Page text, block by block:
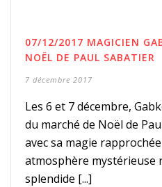
07/12/2017 MAGICIEN
NOËL DE PAUL SABATIER
7 décembre 2017
Les 6 et 7 décembre,
du marché de Noël de
avec sa magie
atmosphère mystérieuse
splendide [...]